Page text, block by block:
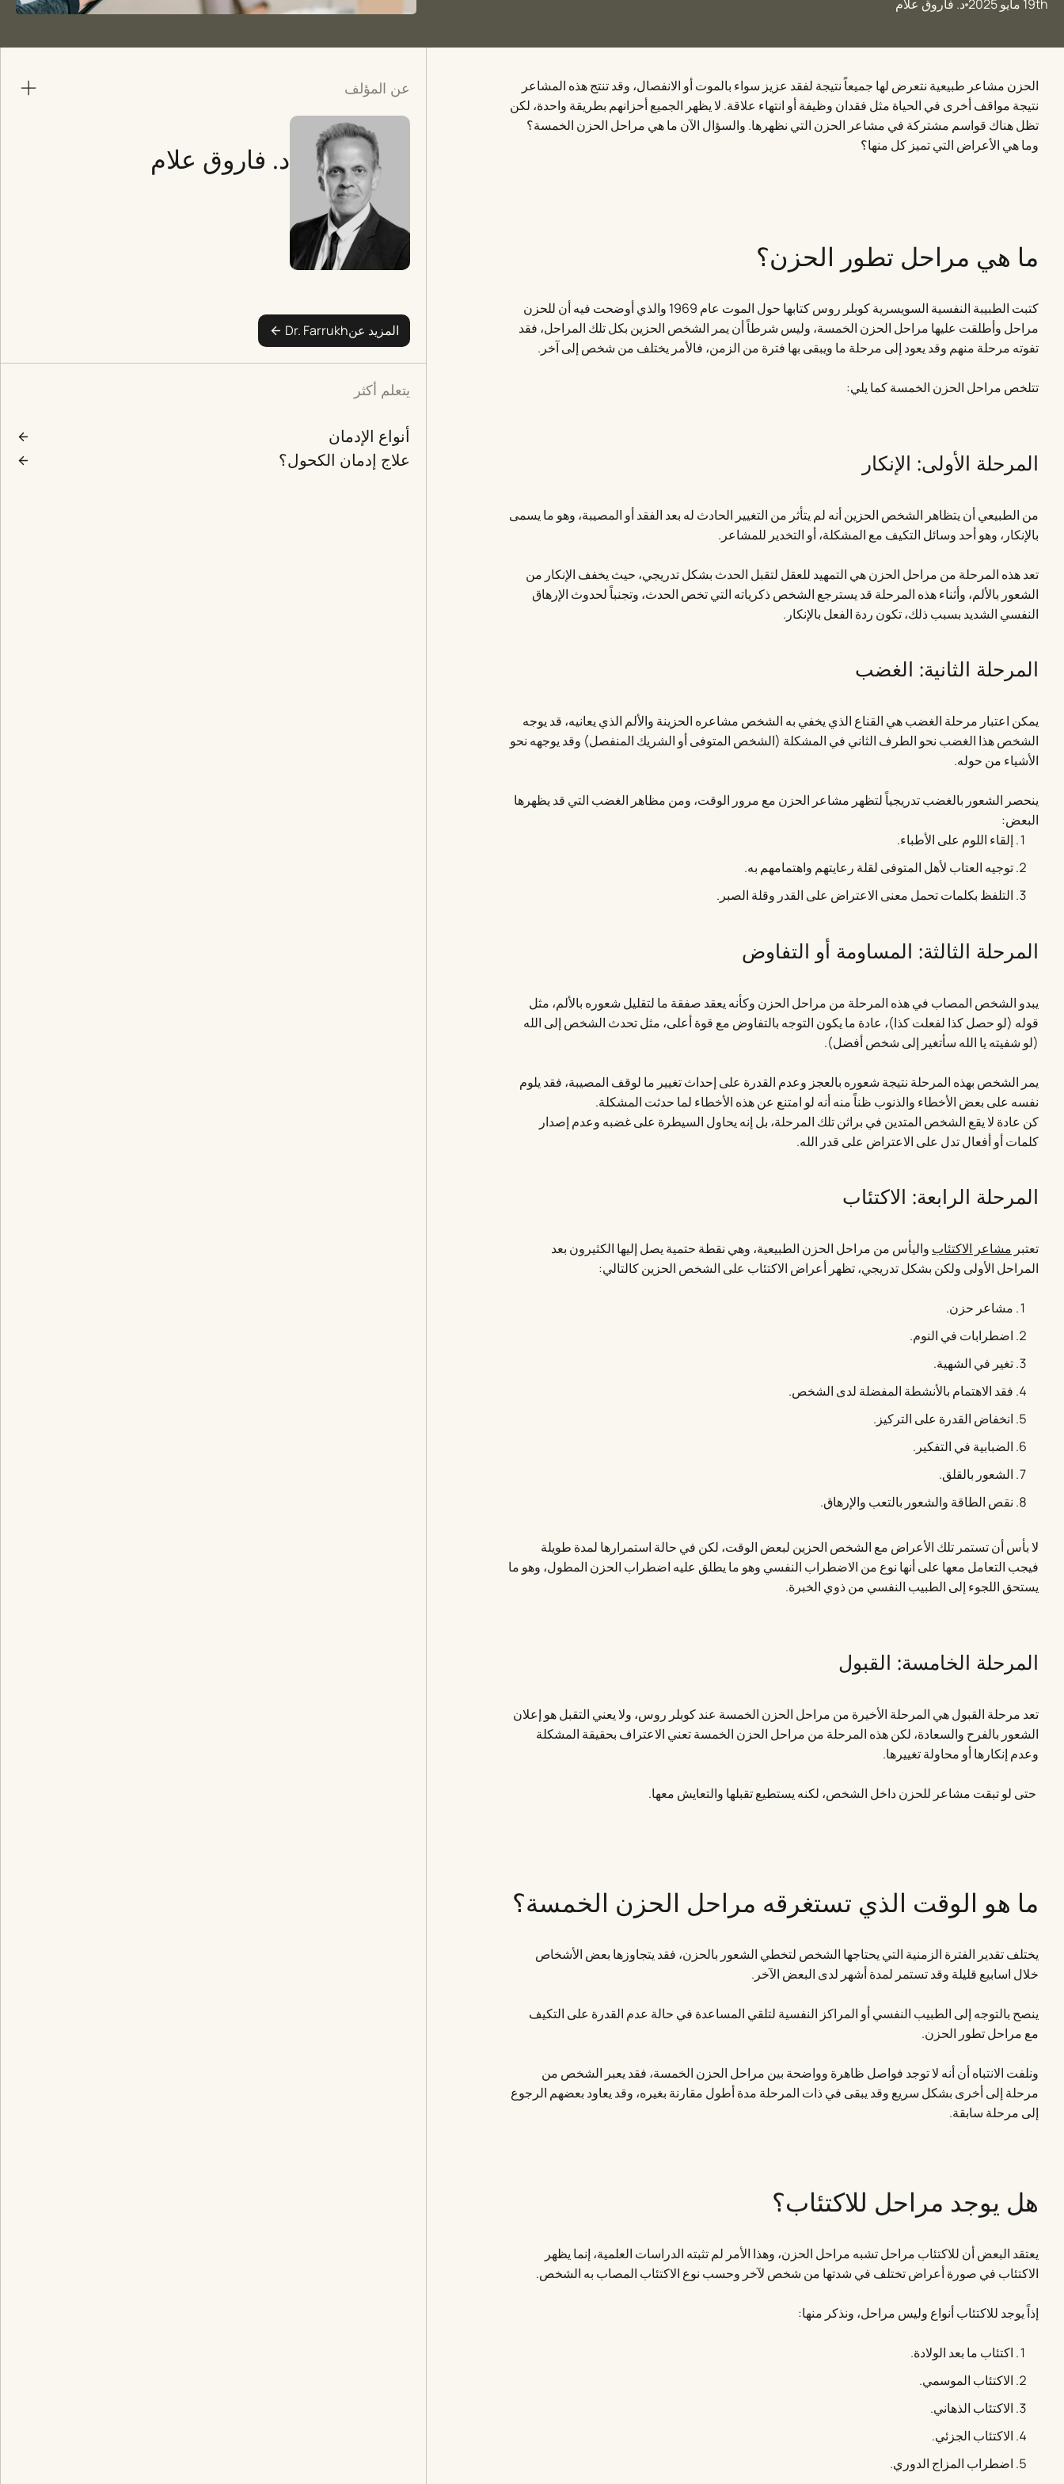
19th مايو 2025 د. فاروق علام
الحزن مشاعر طبيعية نتعرض لها جميعاً نتيجة لفقد عزيز سواء بالموت أو الانفصال، وقد تنتج هذه المشاعر
نتيجة مواقف أخرى في الحياة مثل فقدان وظيفة أو انتهاء علاقة. لا يظهر الجميع أحزانهم بطريقة واحدة، لكن
تظل هناك قواسم مشتركة في مشاعر الحزن التي نظهرها. والسؤال الآن ما هي مراحل الحزن الخمسة؟
وما هي الأعراض التي تميز كل منها؟
ما هي مراحل تطور الحزن؟
كتبت الطبيبة النفسية السويسرية كوبلر روس كتابها حول الموت عام 1969 والذي أوضحت فيه أن للحزن
مراحل وأطلقت عليها مراحل الحزن الخمسة، وليس شرطاً أن يمر الشخص الحزين بكل تلك المراحل، فقد
تفوته مرحلة منهم وقد يعود إلى مرحلة ما ويبقى بها فترة من الزمن، فالأمر يختلف من شخص إلى آخر.
تتلخص مراحل الحزن الخمسة كما يلي:
المرحلة الأولى: الإنكار
من الطبيعي أن يتظاهر الشخص الحزين أنه لم يتأثر من التغيير الحادث له بعد الفقد أو المصيبة، وهو ما يسمى
بالإنكار، وهو أحد وسائل التكيف مع المشكلة، أو التخدير للمشاعر.
تعد هذه المرحلة من مراحل الحزن هي التمهيد للعقل لتقبل الحدث بشكل تدريجي، حيث يخفف الإنكار من
الشعور بالألم، وأثناء هذه المرحلة قد يسترجع الشخص ذكرياته التي تخص الحدث، وتجنباً لحدوث الإرهاق
النفسي الشديد بسبب ذلك، تكون ردة الفعل بالإنكار.
المرحلة الثانية: الغضب
يمكن اعتبار مرحلة الغضب هي القناع الذي يخفي به الشخص مشاعره الحزينة والألم الذي يعانيه، قد يوجه
الشخص هذا الغضب نحو الطرف الثاني في المشكلة (الشخص المتوفى أو الشريك المنفصل) وقد يوجهه نحو
الأشياء من حوله.
ينحصر الشعور بالغضب تدريجياً لتظهر مشاعر الحزن مع مرور الوقت، ومن مظاهر الغضب التي قد يظهرها
البعض:
إلقاء اللوم على الأطباء.
توجيه العتاب لأهل المتوفى لقلة رعايتهم واهتمامهم به.
التلفظ بكلمات تحمل معنى الاعتراض على القدر وقلة الصبر.
المرحلة الثالثة: المساومة أو التفاوض
يبدو الشخص المصاب في هذه المرحلة من مراحل الحزن وكأنه يعقد صفقة ما لتقليل شعوره بالألم، مثل
قوله (لو حصل كذا لفعلت كذا)، عادة ما يكون التوجه بالتفاوض مع قوة أعلى، مثل تحدث الشخص إلى الله
(لو شفيته يا الله سأتغير إلى شخص أفضل).
يمر الشخص بهذه المرحلة نتيجة شعوره بالعجز وعدم القدرة على إحداث تغيير ما لوقف المصيبة، فقد يلوم
نفسه على بعض الأخطاء والذنوب ظناً منه أنه لو امتنع عن هذه الأخطاء لما حدثت المشكلة.
كن عادة لا يقع الشخص المتدين في براثن تلك المرحلة، بل إنه يحاول السيطرة على غضبه وعدم إصدار
كلمات أو أفعال تدل على الاعتراض على قدر الله.
المرحلة الرابعة: الاكتئاب
تعتبر مشاعر الاكتئاب واليأس من مراحل الحزن الطبيعية، وهي نقطة حتمية يصل إليها الكثيرون بعد
المراحل الأولى ولكن بشكل تدريجي، تظهر أعراض الاكتئاب على الشخص الحزين كالتالي:
مشاعر حزن.
اضطرابات في النوم.
تغير في الشهية.
فقد الاهتمام بالأنشطة المفضلة لدى الشخص.
انخفاض القدرة على التركيز.
الضبابية في التفكير.
الشعور بالقلق.
نقص الطاقة والشعور بالتعب والإرهاق.
لا بأس أن تستمر تلك الأعراض مع الشخص الحزين لبعض الوقت، لكن في حالة استمرارها لمدة طويلة
فيجب التعامل معها على أنها نوع من الاضطراب النفسي وهو ما يطلق عليه اضطراب الحزن المطول، وهو ما
يستحق اللجوء إلى الطبيب النفسي من ذوي الخبرة.
المرحلة الخامسة: القبول
تعد مرحلة القبول هي المرحلة الأخيرة من مراحل الحزن الخمسة عند كوبلر روس، ولا يعني التقبل هو إعلان
الشعور بالفرح والسعادة، لكن هذه المرحلة من مراحل الحزن الخمسة تعني الاعتراف بحقيقة المشكلة
وعدم إنكارها أو محاولة تغييرها.
حتى لو تبقت مشاعر للحزن داخل الشخص، لكنه يستطيع تقبلها والتعايش معها.
ما هو الوقت الذي تستغرقه مراحل الحزن الخمسة؟
يختلف تقدير الفترة الزمنية التي يحتاجها الشخص لتخطي الشعور بالحزن، فقد يتجاوزها بعض الأشخاص
خلال اسابيع قليلة وقد تستمر لمدة أشهر لدى البعض الآخر.
ينصح بالتوجه إلى الطبيب النفسي أو المراكز النفسية لتلقي المساعدة في حالة عدم القدرة على التكيف
مع مراحل تطور الحزن.
ونلفت الانتباه أن أنه لا توجد فواصل ظاهرة وواضحة بين مراحل الحزن الخمسة، فقد يعبر الشخص من
مرحلة إلى أخرى بشكل سريع وقد يبقى في ذات المرحلة مدة أطول مقارنة بغيره، وقد يعاود بعضهم الرجوع
إلى مرحلة سابقة.
هل يوجد مراحل للاكتئاب؟
يعتقد البعض أن للاكتئاب مراحل تشبه مراحل الحزن، وهذا الأمر لم تثبته الدراسات العلمية، إنما يظهر
الاكتئاب في صورة أعراض تختلف في شدتها من شخص لآخر وحسب نوع الاكتئاب المصاب به الشخص.
إذاً يوجد للاكتئاب أنواع وليس مراحل، ونذكر منها:
اكتئاب ما بعد الولادة.
الاكتئاب الموسمي.
الاكتئاب الذهاني.
الاكتئاب الجزئي.
اضطراب المزاج الدوري.
عن المؤلف
د. فاروق علام
المزيد عنDr. Farrukh
يتعلم أكثر
أنواع الإدمان
علاج إدمان الكحول؟